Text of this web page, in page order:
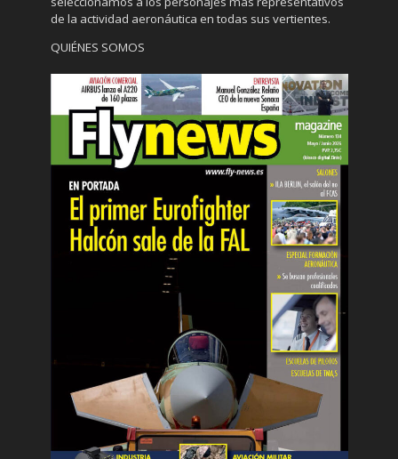
de la actividad aeronáutica en todas sus vertientes.
QUIÉNES SOMOS